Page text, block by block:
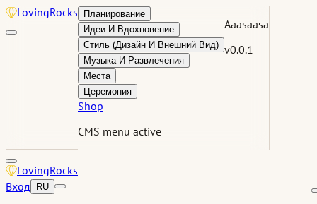
LovingRocks
Планирование
Идеи И Вдохновение
Стиль (Дизайн И Внешний Вид)
Музыка И Развлечения
Места
Церемония
Shop
CMS menu active
Aaasaasa
v0.0.1
LovingRocks
Вход RU